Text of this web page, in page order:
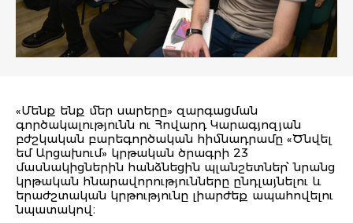
«Մենք ենք մեր սարերը» զարգացման
գործակալությունն ու Հովարդ Կարագյոզյան
բժշկական բարեգործական հիմնադրամը «Ծնվել
եմ Արցախում» կրթական ծրագրի 23
մասնակիցներին հանձնեցին պլանշետներ՝ նրանց
կրթական հնարավորությունները ընդլայնելու և
երաժշտական կրթությունը լիարժեք ապահովելու
նպատակով։